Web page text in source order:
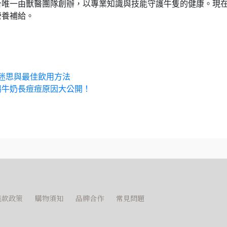
一由獸醫團隊創辦，以專業知識與技能守護牛隻的健康。現
補給。
思與最佳飲用方法
奶長痘痘原因大公開！
政策 購物須知 品牌合作 常見問題